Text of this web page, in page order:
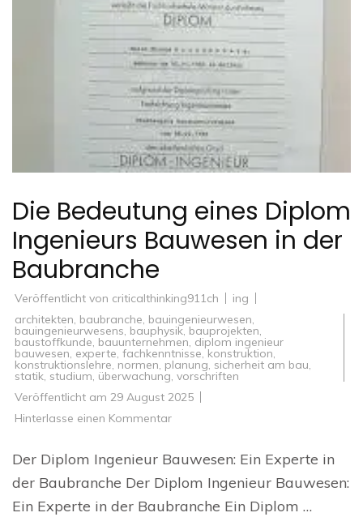
Die Bedeutung eines Diplom
Ingenieurs Bauwesen in der
Baubranche
Veröffentlicht von criticalthinking911ch
ing
architekten, baubranche, bauingenieurwesen,
bauingenieurwesens, bauphysik, bauprojekten,
baustoffkunde, bauunternehmen, diplom ingenieur
bauwesen, experte, fachkenntnisse,konstruktion,
konstruktionslehre, normen, planung, sicherheit am bau,
statik, studium, überwachung, vorschriften
Veröffentlicht am 29 August 2025
Hinterlasse einen Kommentarzu
Diplom
Ingenieurs
Bauwesen
der
Der Diplom Ingenieur Bauwesen: Ein Experte in
der Baubranche Der Diplom Ingenieur Bauwesen:
Ein Experte in der Baubranche Ein Diplom …